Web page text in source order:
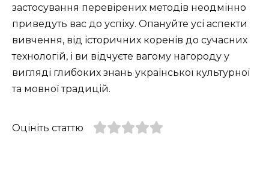
застосування перевірених методів неодмінно
приведуть вас до успіху. Опануйте усі аспекти
вивчення, від історичних коренів до сучасних
технологій, і ви відчуєте вагому нагороду у
вигляді глибоких знань української культурної
та мовної традицій.
Оцініть статтю